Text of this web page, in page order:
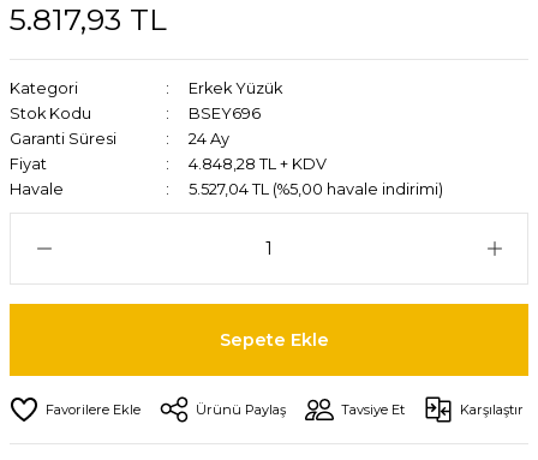
5.817,93 TL
Kategori
Erkek Yüzük
Stok Kodu
BSEY696
Garanti Süresi
24 Ay
Fiyat
4.848,28 TL + KDV
Havale
5.527,04 TL (%5,00 havale indirimi)
Sepete Ekle
Ürünü Paylaş Tavsiye Et Karşılaştır